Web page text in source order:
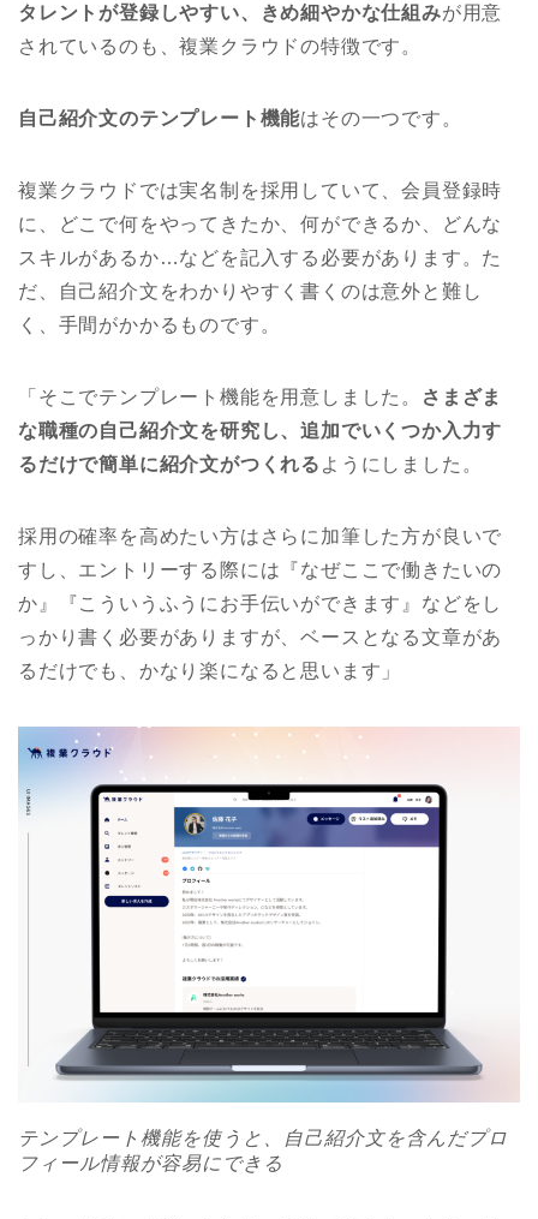
タレントが登録しやすい、きめ細やかな仕組みが用意
されているのも、複業クラウドの特徴です。
自己紹介文のテンプレート機能はその一つです。
複業クラウドでは実名制を採用していて、会員登録時
に、どこで何をやってきたか、何ができるか、どんな
スキルがあるか…などを記入する必要があります。た
だ、自己紹介文をわかりやすく書くのは意外と難し
く、手間がかかるものです。
「そこでテンプレート機能を用意しました。
さまざま
な職種の自己紹介文を研究し、追加でいくつか入力す
るだけで簡単に紹介文がつくれる ようにしました。
採用の確率を高めたい方はさらに加筆した方が良いで
すし、エントリーする際には『なぜここで働きたいの
か』『こういうふうにお手伝いができます』などをし
っかり書く必要がありますが、ベースとなる文章があ
るだけでも、かなり楽になると思います」
テンプレート機能を使うと、自己紹介文を含んだプロ
フィール情報が容易にできる